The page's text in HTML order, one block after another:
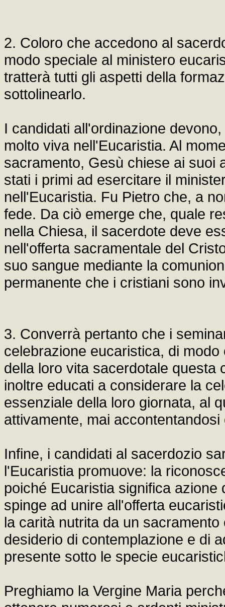
2. Coloro che accedono al
modo speciale al ministero
tratterà tutti gli aspetti della
sottolinearlo.
I candidati all'ordinazione
molto viva nell'Eucaristia. Al
sacramento, Gesù chiese ai suoi
stati i primi ad esercitare il
nell'Eucaristia. Fu Pietro che, a
fede. Da ciò emerge che, quale
nella Chiesa, il sacerdote deve
nell'offerta sacramentale del
suo sangue mediante la
permanente che i cristiani sono
3. Converrà pertanto che i
celebrazione eucaristica, di
della loro vita sacerdotale questa
inoltre educati a considerare la
essenziale della loro giornata, al
attivamente, mai
Infine, i candidati al sacerdozio
l'Eucaristia promuove: la
poiché Eucaristia significa
spinge ad unire all'offerta
la carità nutrita da un
desiderio di contemplazione e di
presente sotto le specie
Preghiamo la Vergine Maria